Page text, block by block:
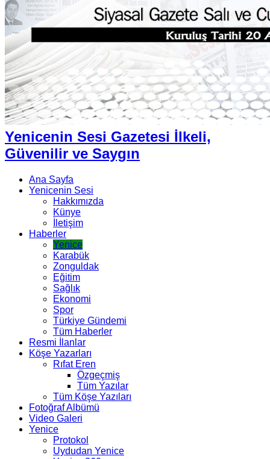
Yenicenin Sesi Gazetesi İlkeli,
Güvenilir ve Saygın
Ana Sayfa
Yenicenin Sesi
Hakkımızda
Künye
İletişim
Haberler
Yenice
Karabük
Zonguldak
Eğitim
Sağlık
Ekonomi
Spor
Türkiye Gündemi
Tüm Haberler
Resmi İlanlar
Köşe Yazarları
Rıfat Eren
Özgeçmiş
Tüm Yazılar
Tüm Köşe Yazıları
Fotoğraf Albümü
Video Galeri
Yenice
Protokol
Uydudan Yenice